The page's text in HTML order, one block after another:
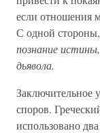
если отношения
С одной стороны,
познание истины,
дьявола.
Заключительное
споров.
использовано